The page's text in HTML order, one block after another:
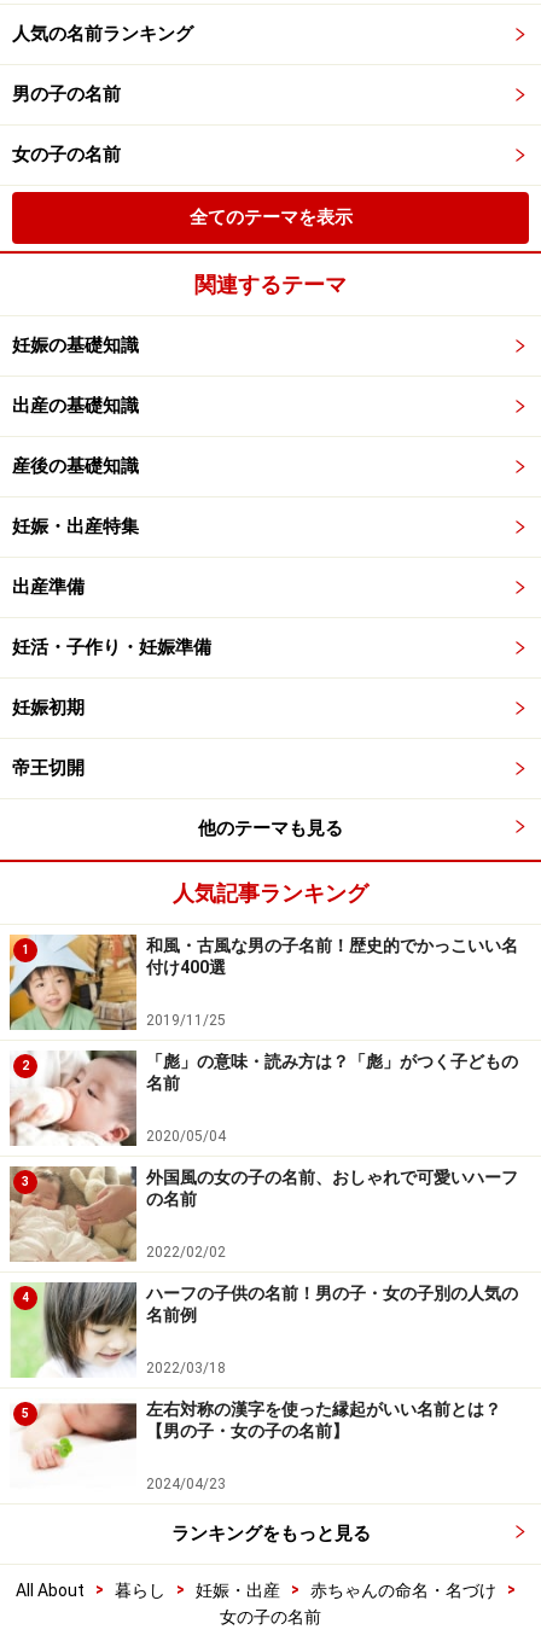
人気の名前ランキング
男の子の名前
女の子の名前
全てのテーマを表示
関連するテーマ
妊娠の基礎知識
出産の基礎知識
産後の基礎知識
妊娠・出産特集
出産準備
妊活・子作り・妊娠準備
妊娠初期
帝王切開
他のテーマも見る
人気記事ランキング
1
和風・古風な男の子名前！歴史的でかっこいい名
付け400選
2019/11/25
2
「彪」の意味・読み方は？「彪」がつく子どもの
名前
2020/05/04
3
外国風の女の子の名前、おしゃれで可愛いハーフ
の名前
2022/02/02
4
ハーフの子供の名前！男の子・女の子別の人気の
名前例
2022/03/18
5
左右対称の漢字を使った縁起がいい名前とは？
【男の子・女の子の名前】
2024/04/23
ランキングをもっと見る
All About > 暮らし > 妊娠・出産 > 赤ちゃんの命名・名づけ
>
女の子の名前